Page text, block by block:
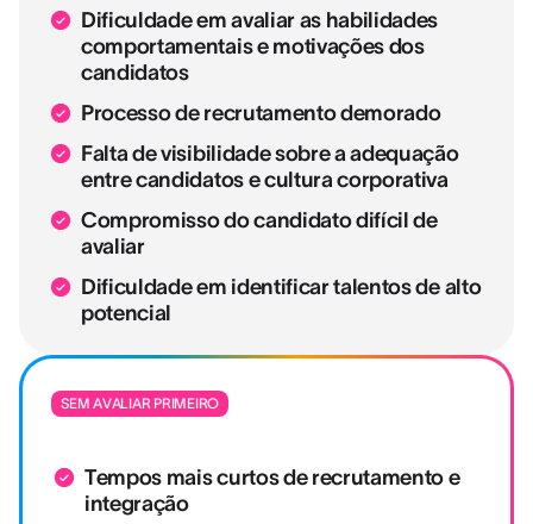
Dificuldade em avaliar as habilidades
comportamentais e motivações dos
candidatos
Processo de recrutamento demorado
Falta de visibilidade sobre a adequação
entre candidatos e cultura corporativa
Compromisso do candidato difícil de
avaliar
Dificuldade em identificar talentos de alto
potencial
SEM AVALIAR PRIMEIRO
Tempos mais curtos de recrutamento e
integração